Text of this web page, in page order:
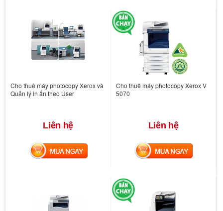
Cho thuê máy photocopy Xerox và
Quản lý in ấn theo User
Liên hệ
MUA NGAY
Cho thuê máy photocopy Xerox V
5070
Liên hệ
MUA NGAY